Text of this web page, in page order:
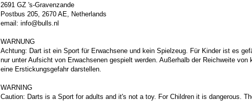
2691 GZ 's-Gravenzande
Postbus 205, 2670 AE, Netherlands
email: info@bulls.nl
WARNUNG
Achtung: Dart ist ein Sport für Erwachsene und kein Spielzeug. Für Kinder ist es
nur unter Aufsicht von Erwachsenen gespielt werden. Außerhalb der Reichweite von
eine Erstickungsgefahr darstellen.
WARNING
Caution: Darts is a Sport for adults and it's not a toy. For Children it is dangerous.